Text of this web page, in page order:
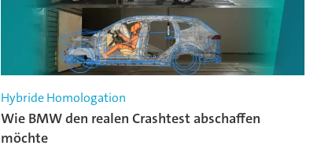
Hybride Homologation
Wie BMW den realen Crashtest abschaffen
möchte